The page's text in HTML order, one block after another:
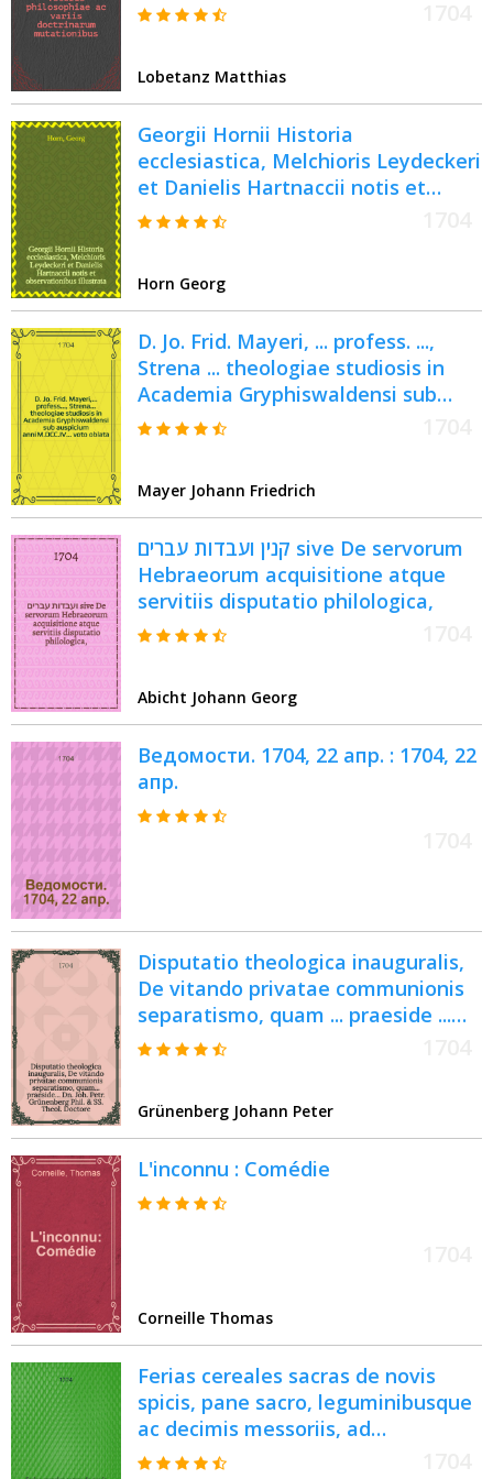
Lobetanz Matthias
Georgii Hornii Historia
ecclesiastica, Melchioris Leydeckeri
et Danielis Hartnaccii notis et
observationibus illustrata : Accedit
Historiae Hornianae supplemento
M. Leydeckeri ad annum
ↀDCLXXXVII. et Joh. Dan. Crameri,
... usque ad praesens saeculum
perducto
Horn Georg
D. Jo. Frid. Mayeri, ... profess. ...,
Strena ... theologiae studiosis in
Academia Gryphiswaldensi sub
auspicium anni M.DCC.IV. ... voto
Mayer Johann Friedrich
קנין ועבדות עברים sive De servorum
Hebraeorum acquisitione atque
servitiis disputatio philologica,
Abicht Johann Georg
Ведомости. 1704, 22 апр. : 1704, 22
апр.
Disputatio theologica inauguralis,
De vitando privatae communionis
separatismo, quam ... praeside ...
Dn. Joh. Petr. Grünenberg Phil. & SS.
Senstius ...
Grünenberg Johann Peter
L'inconnu : Comédie
Corneille Thomas
Ferias cereales sacras de novis
spicis, pane sacro, leguminibusque
ac decimis messoriis, ad
illustrandos aliquot Graecorum